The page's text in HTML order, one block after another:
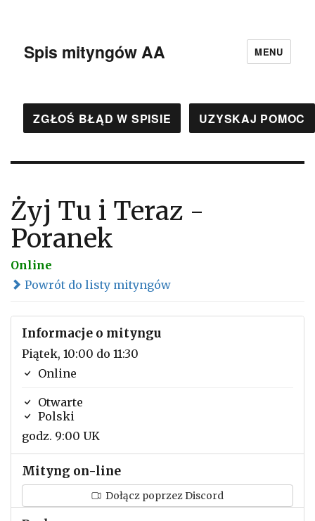
Spis mityngów AA MENU
ZGŁOŚ BŁĄD W SPISIE UZYSKAJ POMOC
Żyj Tu i Teraz -
Poranek
Online
Powrót do listy mityngów
Informacje o mityngu
Piątek, 10:00 do 11:30
Online
Otwarte
Polski
godz. 9:00 UK
Mityng on-line
Dołącz poprzez Discord